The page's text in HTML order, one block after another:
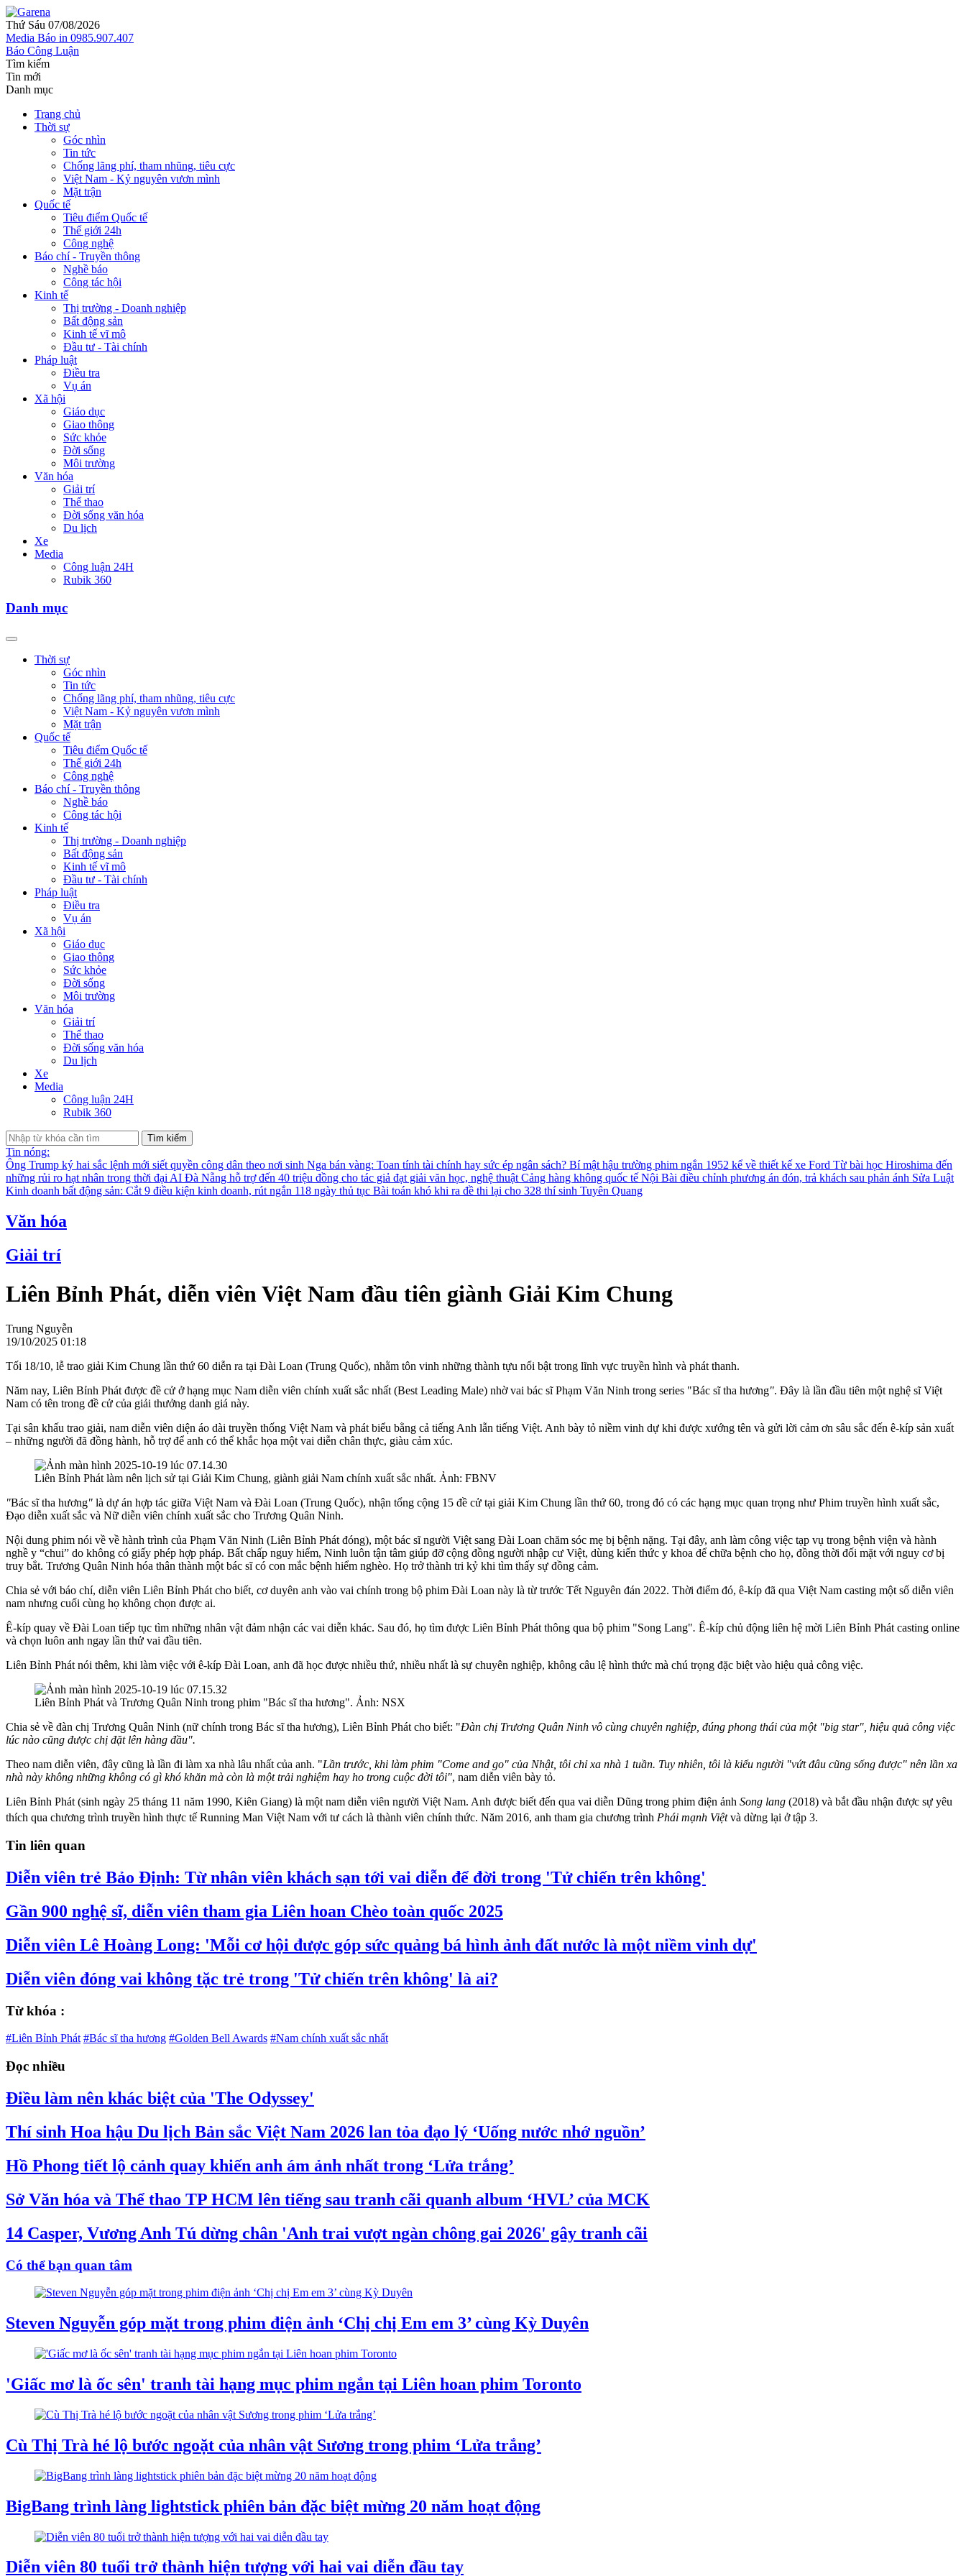
Thứ Sáu 07/08/2026
Media Báo in 0985.907.407
Báo Công Luận
Tìm kiếm
Tin mới
Danh mục
Trang chủ
Thời sự
Góc nhìn
Tin tức
Chống lãng phí, tham nhũng, tiêu cực
Việt Nam - Kỷ nguyên vươn mình
Mặt trận
Quốc tế
Tiêu điểm Quốc tế
Thế giới 24h
Công nghệ
Báo chí - Truyền thông
Nghề báo
Công tác hội
Kinh tế
Thị trường - Doanh nghiệp
Bất động sản
Kinh tế vĩ mô
Đầu tư - Tài chính
Pháp luật
Điều tra
Vụ án
Xã hội
Giáo dục
Giao thông
Sức khỏe
Đời sống
Môi trường
Văn hóa
Giải trí
Thể thao
Đời sống văn hóa
Du lịch
Xe
Media
Công luận 24H
Rubik 360
Danh mục
Thời sự
Góc nhìn
Tin tức
Chống lãng phí, tham nhũng, tiêu cực
Việt Nam - Kỷ nguyên vươn mình
Mặt trận
Quốc tế
Tiêu điểm Quốc tế
Thế giới 24h
Công nghệ
Báo chí - Truyền thông
Nghề báo
Công tác hội
Kinh tế
Thị trường - Doanh nghiệp
Bất động sản
Kinh tế vĩ mô
Đầu tư - Tài chính
Pháp luật
Điều tra
Vụ án
Xã hội
Giáo dục
Giao thông
Sức khỏe
Đời sống
Môi trường
Văn hóa
Giải trí
Thể thao
Đời sống văn hóa
Du lịch
Xe
Media
Công luận 24H
Rubik 360
Tìm kiếm
Tin nóng:
Ông Trump ký hai sắc lệnh mới siết quyền công dân theo nơi sinh Nga bán vàng: Toan tính tài chính hay sức ép ngân sách? Bí mật hậu trường phim ngắn 1952 kể về thiết kế xe Ford Từ bài học Hiroshima đến
những rủi ro hạt nhân trong thời đại AI Đà Nẵng hỗ trợ đến 40 triệu đồng cho tác giả đạt giải văn học, nghệ thuậtCảng hàng không quốc tế Nội Bài điều chỉnh phương án đón, trả khách sau phản ánh Sửa Luật
Kinh doanh bất động sản: Cắt 9 điều kiện kinh doanh, rút ngắn 118 ngày thủ tục Bài toán khó khi ra đề thi lại cho 328 thí sinh Tuyên Quang
Văn hóa
Giải trí
Liên Bỉnh Phát, diễn viên Việt Nam đầu tiên giành Giải Kim Chung
Trung Nguyễn
19/10/2025 01:18
Tối 18/10, lễ trao giải Kim Chung lần thứ 60 diễn ra tại Đài Loan (Trung Quốc), nhằm tôn vinh những thành tựu nổi bật trong lĩnh vực truyền hình và phát thanh.
Năm nay, Liên Bỉnh Phát được đề cử ở hạng mục Nam diễn viên chính xuất sắc nhất (Best Leading Male) nhờ vai bác sĩ Phạm Văn Ninh trong series "Bác sĩ tha hương". Đây là lần đầu tiên một nghệ sĩ Việt
Nam có tên trong đề cử của giải thưởng danh giá này.
Tại sân khấu trao giải, nam diễn viên diện áo dài truyền thống Việt Nam và phát biểu bằng cả tiếng Anh lẫn tiếng Việt. Anh bày tỏ niềm vinh dự khi được xướng tên và gửi lời cảm ơn sâu sắc đến ê-kíp sản xuất
– những người đã đồng hành, hỗ trợ để anh có thể khắc họa một vai diễn chân thực, giàu cảm xúc.
Liên Bỉnh Phát làm nên lịch sử tại Giải Kim Chung, giành giải Nam chính xuất sắc nhất. Ảnh: FBNV
"Bác sĩ tha hương" là dự án hợp tác giữa Việt Nam và Đài Loan (Trung Quốc), nhận tổng cộng 15 đề cử tại giải Kim Chung lần thứ 60, trong đó có các hạng mục quan trọng như Phim truyền hình xuất sắc,
Đạo diễn xuất sắc và Nữ diễn viên chính xuất sắc cho Trương Quân Ninh.
Nội dung phim nói về về hành trình của Phạm Văn Ninh (Liên Bỉnh Phát đóng), một bác sĩ người Việt sang Đài Loan chăm sóc mẹ bị bệnh nặng. Tại đây, anh làm công việc tạp vụ trong bệnh viện và hành
nghề y “chui” do không có giấy phép hợp pháp. Bất chấp nguy hiểm, Ninh luôn tận tâm giúp đỡ cộng đồng người nhập cư Việt, dùng kiến thức y khoa để chữa bệnh cho họ, đồng thời đối mặt với nguy cơ bị
truy bắt. Trương Quân Ninh hóa thân thành một bác sĩ có con mắc bệnh hiểm nghèo. Họ trở thành tri kỷ khi tìm thấy sự đồng cảm.
Chia sẻ với báo chí, diễn viên Liên Bỉnh Phát cho biết, cơ duyên anh vào vai chính trong bộ phim Đài Loan này là từ trước Tết Nguyên đán 2022. Thời điểm đó, ê-kíp đã qua Việt Nam casting một số diễn viên
nam nhưng cuối cùng họ không chọn được ai.
Ê-kíp quay về Đài Loan tiếp tục tìm những nhân vật đảm nhận các vai diễn khác. Sau đó, họ tìm được Liên Bỉnh Phát thông qua bộ phim "Song Lang". Ê-kíp chủ động liên hệ mời Liên Bỉnh Phát casting online
và chọn luôn anh ngay lần thử vai đầu tiên.
Liên Bỉnh Phát nói thêm, khi làm việc với ê-kíp Đài Loan, anh đã học được nhiều thứ, nhiều nhất là sự chuyên nghiệp, không câu lệ hình thức mà chú trọng đặc biệt vào hiệu quả công việc.
Liên Bỉnh Phát và Trương Quân Ninh trong phim "Bác sĩ tha hương". Ảnh: NSX
Chia sẻ về đàn chị Trương Quân Ninh (nữ chính trong Bác sĩ tha hương), Liên Bỉnh Phát cho biết: "Đàn chị Trương Quân Ninh vô cùng chuyên nghiệp, đúng phong thái của một "big star", hiệu quả công việc
lúc nào cũng được chị đặt lên hàng đầu".
Theo nam diễn viên, đây cũng là lần đi làm xa nhà lâu nhất của anh. "Lần trước, khi làm phim "Come and go" của Nhật, tôi chỉ xa nhà 1 tuần. Tuy nhiên, tôi là kiểu người "vứt đâu cũng sống được" nên lần xa
nhà này không những không có gì khó khăn mà còn là một trải nghiệm hay ho trong cuộc đời tôi", nam diễn viên bày tỏ.
Liên Bỉnh Phát (sinh ngày 25 tháng 11 năm 1990, Kiên Giang) là một nam diễn viên người Việt Nam. Anh được biết đến qua vai diễn Dũng trong phim điện ảnh Song lang (2018) và bắt đầu nhận được sự yêu
thích qua chương trình truyền hình thực tế Running Man Việt Nam với tư cách là thành viên chính thức. Năm 2016, anh tham gia chương trình Phái mạnh Việtvà dừng lại ở tập 3.
Tin liên quan
Diễn viên trẻ Bảo Định: Từ nhân viên khách sạn tới vai diễn để đời trong 'Tử chiến trên không'
Gần 900 nghệ sĩ, diễn viên tham gia Liên hoan Chèo toàn quốc 2025
Diễn viên Lê Hoàng Long: 'Mỗi cơ hội được góp sức quảng bá hình ảnh đất nước là một niềm vinh dự'
Diễn viên đóng vai không tặc trẻ trong 'Tử chiến trên không' là ai?
Từ khóa :
#Liên Bỉnh Phát #Bác sĩ tha hương #Golden Bell Awards #Nam chính xuất sắc nhất
Đọc nhiều
Điều làm nên khác biệt của 'The Odyssey'
Thí sinh Hoa hậu Du lịch Bản sắc Việt Nam 2026 lan tỏa đạo lý ‘Uống nước nhớ nguồn’
Hồ Phong tiết lộ cảnh quay khiến anh ám ảnh nhất trong ‘Lửa trắng’
Sở Văn hóa và Thể thao TP HCM lên tiếng sau tranh cãi quanh album ‘HVL’ của MCK
14 Casper, Vương Anh Tú dừng chân 'Anh trai vượt ngàn chông gai 2026' gây tranh cãi
Có thể bạn quan tâm
Steven Nguyễn góp mặt trong phim điện ảnh ‘Chị chị Em em 3’ cùng Kỳ Duyên
'Giấc mơ là ốc sên' tranh tài hạng mục phim ngắn tại Liên hoan phim Toronto
Cù Thị Trà hé lộ bước ngoặt của nhân vật Sương trong phim ‘Lửa trắng’
BigBang trình làng lightstick phiên bản đặc biệt mừng 20 năm hoạt động
Diễn viên 80 tuổi trở thành hiện tượng với hai vai diễn đầu tay